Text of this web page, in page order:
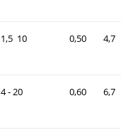
1,5  10 0,50 4,7
4 - 20 0,60 6,7